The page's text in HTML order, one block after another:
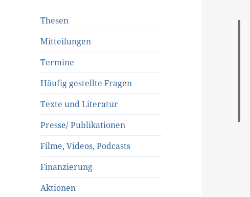
Thesen
Mitteilungen
Termine
Häufig gestellte Fragen
Texte und Literatur
Presse/ Publikationen
Filme, Videos, Podcasts
Finanzierung
Aktionen